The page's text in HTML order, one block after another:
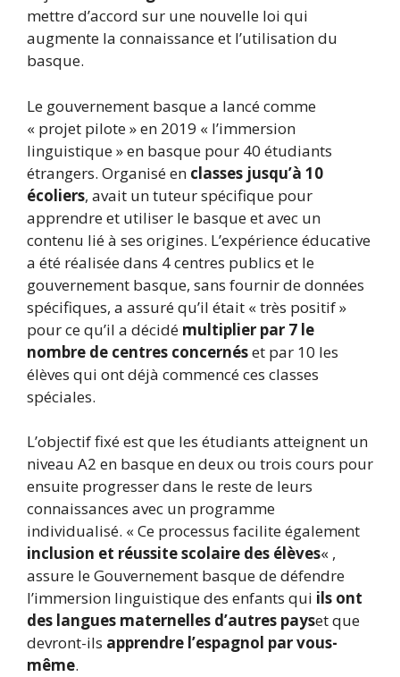
mettre d’accord sur une nouvelle loi qui
augmente la connaissance et l’utilisation du
basque.
Le gouvernement basque a lancé comme
« projet pilote » en 2019 « l’immersion
linguistique » en basque pour 40 étudiants
étrangers. Organisé en classes jusqu’à 10
écoliers, avait un tuteur spécifique pour
apprendre et utiliser le basque et avec un
contenu lié à ses origines. L’expérience éducative
a été réalisée dans 4 centres publics et le
gouvernement basque, sans fournir de données
spécifiques, a assuré qu’il était « très positif »
pour ce qu’il a décidé multiplier par 7 le
nombre de centres concernéset par 10 les
élèves qui ont déjà commencé ces classes
spéciales.
L’objectif fixé est que les étudiants atteignent un
niveau A2 en basque en deux ou trois cours pour
ensuite progresser dans le reste de leurs
connaissances avec un programme
individualisé. « Ce processus facilite également
inclusion et réussite scolaire des élèves« ,
assure le Gouvernement basque de défendre
l’immersion linguistique des enfants qui ils ont
des langues maternelles d’autres payset que
devront-ils apprendre l’espagnol par vous-
même.